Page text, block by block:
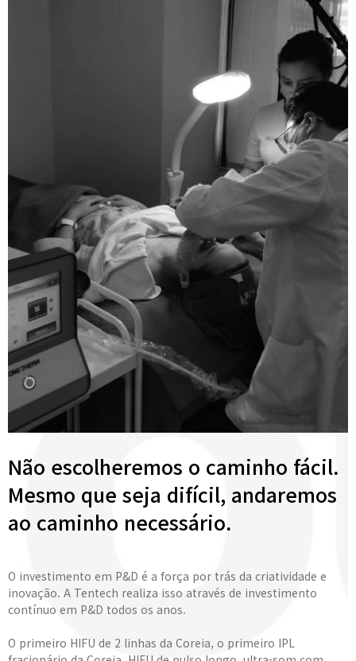
Não escolheremos o caminho fácil.
Mesmo que seja difícil, andaremos
ao caminho necessário.
O investimento em P&D é a força por trás da criatividade e
inovação. A Tentech realiza isso através de investimento
contínuo em P&D todos os anos.
O primeiro HIFU de 2 linhas da Coreia, o primeiro IPL